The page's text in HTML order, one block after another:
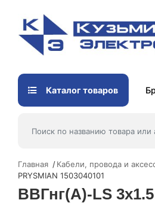
Каталог товаров
Главная Кабели, провода и
PRYSMIAN 1503040101
ВВГнг(А)-LS